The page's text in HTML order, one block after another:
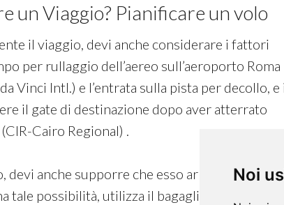
Noi
un Viaggio? Pianificare un volo
il viaggio, devi anche considerare i fattori
per rullaggio dell’aereo sull’aeroporto Roma
Vinci Intl.) e l’entrata sulla pista per decollo,
il gate di destinazione dopo aver atterrato
Cairo Regional) .
devi anche supporre che esso arrivi in ritardo,
tale possibilità, utilizza il bagaglio a mano.